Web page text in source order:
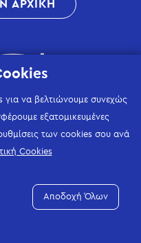
ΑΡΧΙΚΗ
για να βελτιώνουμε συνεχώς
εξατομικευμένες
των cookies σου ανά
Cookies
Αποδοχή Όλων